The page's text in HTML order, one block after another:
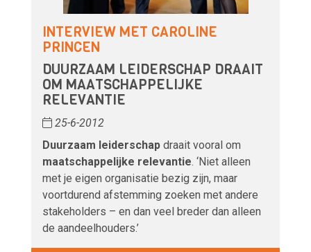
INTERVIEW MET CAROLINE
PRINCEN
DUURZAAM LEIDERSCHAP DRAAIT
OM MAATSCHAPPELIJKE
RELEVANTIE
25-6-2012
Duurzaam leiderschap draait vooral om
maatschappelijke relevantie. ‘Niet alleen
met je eigen organisatie bezig zijn, maar
voortdurend afstemming zoeken met andere
stakeholders – en dan veel breder dan alleen
de aandeelhouders.’